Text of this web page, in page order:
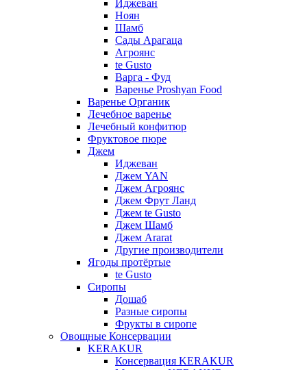
Иджеван
Ноян
Шамб
Сады Арагаца
Агроянс
te Gusto
Варга - Фуд
Варенье Proshyan Food
Варенье Органик
Лечебное варенье
Лечебный конфитюр
Фруктовое пюре
Джем
Иджеван
Джем YAN
Джем Агроянс
Джем Фрут Ланд
Джем te Gusto
Джем Шамб
Джем Ararat
Другие производители
Ягоды протёртые
te Gusto
Сиропы
Дошаб
Разные сиропы
Фрукты в сиропе
Овощные Консервации
KERAKUR
Консервация KERAKUR